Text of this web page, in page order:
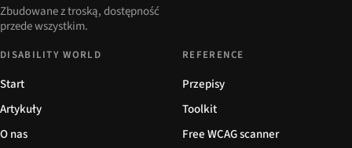
Zbudowane z troską, dostępność
przede wszystkim.
DISABILITY WORLD
Start
Artykuły
O nas
REFERENCE
Przepisy
Toolkit
Free WCAG scanner